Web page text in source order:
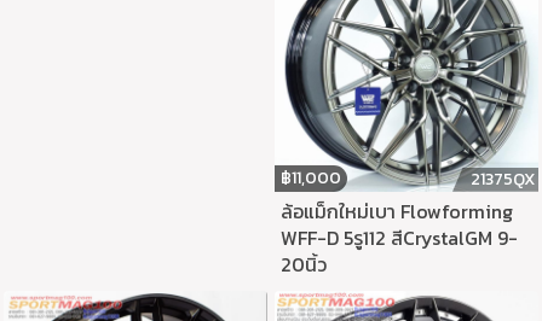
฿11,000 21375QX
ล้อแม็กใหม่เบา Flowforming
WFF-D 5รู112 สีCrystalGM 9-
20นิ้ว